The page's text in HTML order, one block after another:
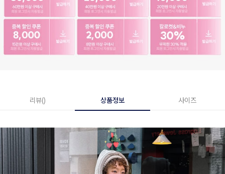
리뷰() 상품정보 사이즈